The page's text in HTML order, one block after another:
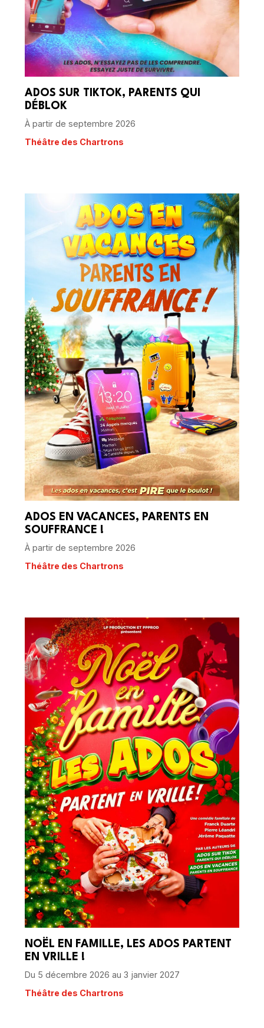
ADOS SUR TIKTOK, PARENTS QUI
DÉBLOK
À partir de septembre 2026
Théâtre des Chartrons
ADOS EN VACANCES, PARENTS EN
SOUFFRANCE !
À partir de septembre 2026
Théâtre des Chartrons
NOËL EN FAMILLE, LES ADOS PARTENT
EN VRILLE !
Du 5 décembre 2026 au 3 janvier 2027
Théâtre des Chartrons